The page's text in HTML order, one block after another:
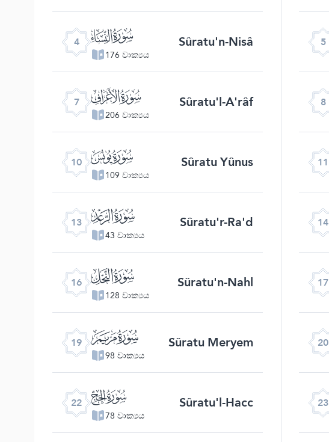
4 ﮐ
176 වාක්‍යය
Sûratu'n-Nisâ 5
7 ﮓ
206 වාක්‍යය
Sûratu'l-A'râf 8
10 ﮖ
109 වාක්‍යය
Sûratu Yûnus 11
13 ﮙ
43 වාක්‍යය
Sûratu'r-Ra'd 14
16 ﮜ
128 වාක්‍යය
Sûratu'n-Nahl 17
19 ﮟ
98 වාක්‍යය
Sûratu Meryem 20
22 ﮢ
78 වාක්‍යය
Sûratu'l-Hacc 23